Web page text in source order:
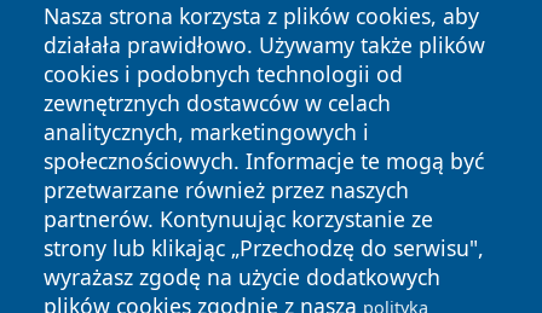
Nasza strona korzysta z plików cookies, aby
działała prawidłowo. Używamy także plików
cookies i podobnych technologii od
zewnętrznych dostawców w celach
analitycznych, marketingowych i
społecznościowych. Informacje te mogą być
przetwarzane również przez naszych
partnerów. Kontynuując korzystanie ze
strony lub klikając „Przechodzę do serwisu",
wyrażasz zgodę na użycie dodatkowych
plików cookies zgodnie z naszą polityką
Copyright © 2026 olkuszonline.pl Wszystkie prawa
zastrzeżone.
News Autorzy
Polityka
Prywatności
Polityka
Cookies